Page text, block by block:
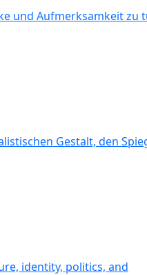
und Aufmerksamkeit zu
Gestalt, den
identity, politics, and